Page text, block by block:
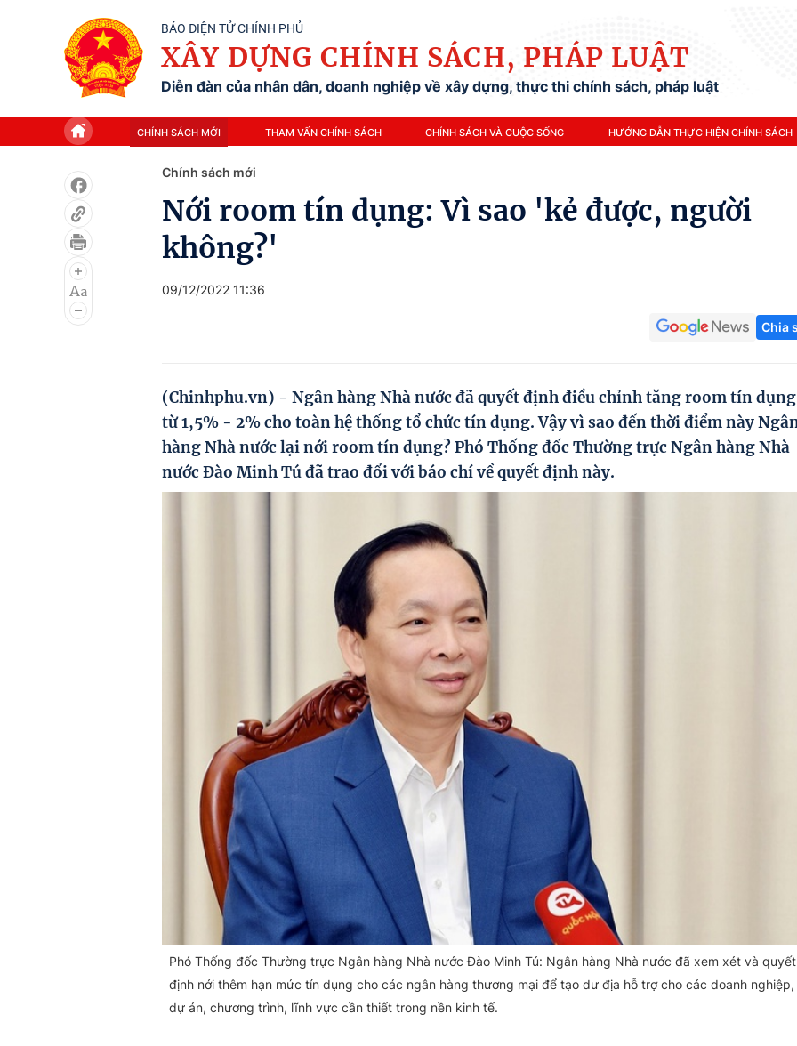
BÁO ĐIỆN TỬ CHÍNH PHỦ
XÂY DỰNG CHÍNH SÁCH, PHÁP LUẬT
Diễn đàn của nhân dân, doanh nghiệp về xây dựng, thực thi chính sách, pháp luật
CHÍNH SÁCH MỚI THAM VẤN CHÍNH SÁCH CHÍNH SÁCH VÀ CUỘC SỐNG HƯỚNG DẪN THỰC HIỆN CHÍNH SÁCH
Chính sách mới
Nới room tín dụng: Vì sao 'kẻ được, người
không?'
09/12/2022 11:36
Chia
(Chinhphu.vn) - Ngân hàng Nhà nước đã quyết định điều chỉnh tăng room tín dụng
từ 1,5% - 2% cho toàn hệ thống tổ chức tín dụng. Vậy vì sao đến thời điểm này
hàng Nhà nước lại nới room tín dụng? Phó Thống đốc Thường trực Ngân hàng Nhà
nước Đào Minh Tú đã trao đổi với báo chí về quyết định này.
Phó Thống đốc Thường trực Ngân hàng Nhà nước Đào Minh Tú: Ngân hàng Nhà nước đã xem xét và quyết
định nới thêm hạn mức tín dụng cho các ngân hàng thương mại để tạo dư địa hỗ trợ cho các doanh nghiệp,
dự án, chương trình, lĩnh vực cần thiết trong nền kinh tế.